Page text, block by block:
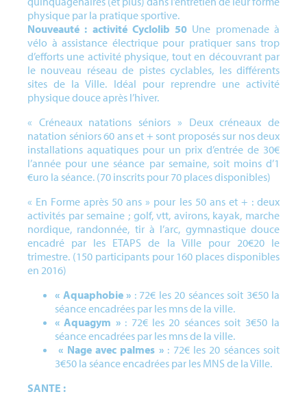
physique par la pratique sportive.
Nouveauté : activité Cyclolib 50 Une promenade à
vélo à assistance électrique pour pratiquer sans trop
d’efforts une activité physique, tout en découvrant par
le nouveau réseau de pistes cyclables, les différents
sites de la Ville. Idéal pour reprendre une activité
physique douce après l’hiver.
« Créneaux natations séniors » Deux créneaux de
natation séniors 60 ans et + sont proposés sur nos deux
installations aquatiques pour un prix d’entrée de 30€
l’année pour une séance par semaine, soit moins d’1
€uro la séance. (70 inscrits pour 70 places disponibles)
« En Forme après 50 ans » pour les 50 ans et + : deux
activités par semaine ; golf, vtt, avirons, kayak, marche
nordique, randonnée, tir à l’arc, gymnastique douce
encadré par les ETAPS de la Ville pour 20€20 le
trimestre. (150 participants pour 160 places disponibles
en 2016)
« Aquaphobie » : 72€ les 20 séances soit 3€50 la
séance encadrées par les mns de la ville.
« Aquagym »: 72€ les 20 séances soit 3€50 la
séance encadrées par les mns de la ville.
« Nage avec palmes »: 72€ les 20 séances soit
3€50 la séance encadrées par les MNS de la Ville.
SANTE :